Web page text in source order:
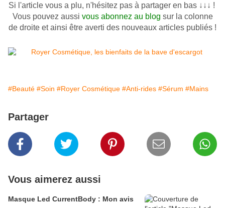
Si l'article vous a plu, n'hésitez pas à partager en bas ↓↓↓ !
Vous pouvez aussi vous abonnez au blog sur la colonne
de droite et ainsi être averti des nouveaux articles publiés !
#Beauté #Soin #Royer Cosmétique #Anti-rides #Sérum #Mains
Partager
Vous aimerez aussi
Masque Led CurrentBody : Mon avis